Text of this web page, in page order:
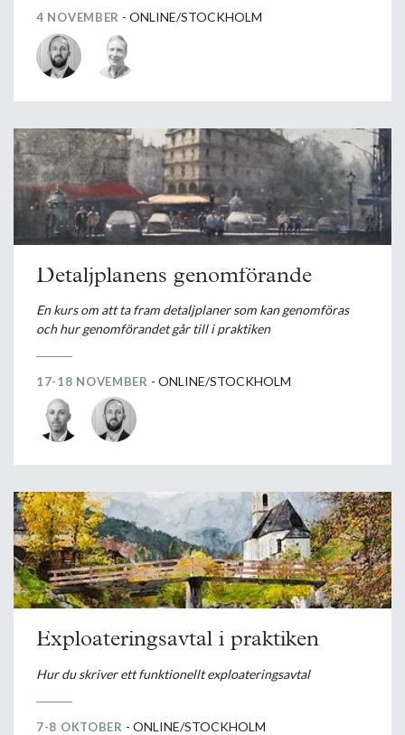
4 NOVEMBER - ONLINE/STOCKHOLM
Detaljplanens genomförande
En kurs om att ta fram detaljplaner som kan genomföras
och hur genomförandet går till i praktiken
17-18 NOVEMBER - ONLINE/STOCKHOLM
Exploateringsavtal i praktiken
Hur du skriver ett funktionellt exploateringsavtal
7-8 OKTOBER - ONLINE/STOCKHOLM